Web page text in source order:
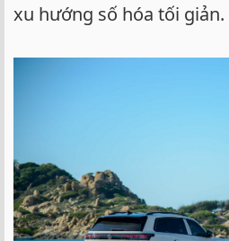
xu hướng số hóa tối giản.